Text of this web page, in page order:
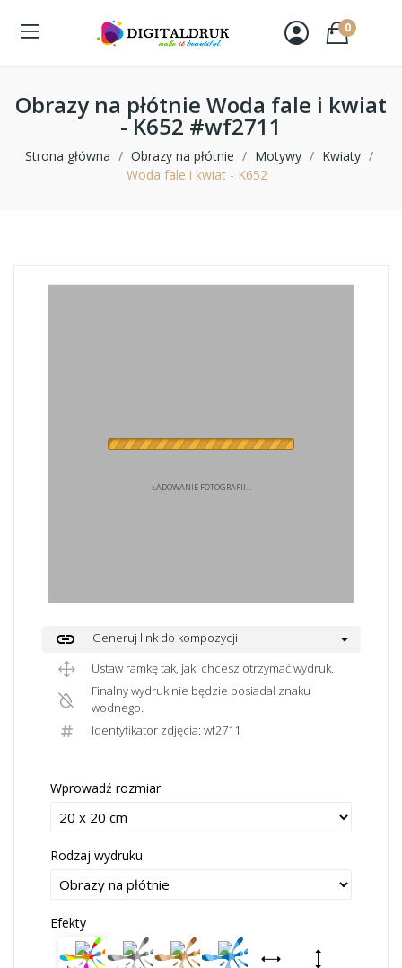
0
Obrazy na płótnie Woda fale i kwiat
- K652 #wf2711
Strona główna Obrazy na płótnie Motywy
Kwiaty
Woda fale i kwiat - K652
ŁADOWANIE FOTOGRAFII...
link
Generuj link do kompozycji
Ustaw ramkę tak, jaki chcesz otrzymać wydruk.
Finalny wydruk nie będzie posiadał znaku
wodnego.
Identyfikator zdjęcia: wf2711
Wprowadź rozmiar
Rodzaj wydruku
Efekty